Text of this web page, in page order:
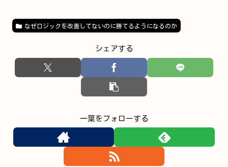
なぜロジックを改善してないのに勝てるようになるのか
シェアする
一葉をフォローする